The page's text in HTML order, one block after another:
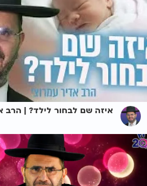
איזה שם לבחור לילד? | הרב